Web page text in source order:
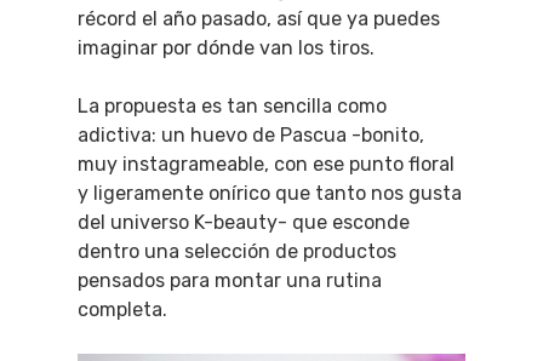
récord el año pasado, así que ya puedes
imaginar por dónde van los tiros.
La propuesta es tan sencilla como
adictiva: un huevo de Pascua -bonito,
muy instagrameable, con ese punto floral
y ligeramente onírico que tanto nos gusta
del universo K-beauty- que esconde
dentro una selección de productos
pensados para montar una rutina
completa.